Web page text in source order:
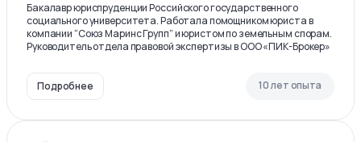
Бакалавр юриспруденции Российского государственного
социального университета. Работала помощником юриста в
компании “Союз Маринс Групп” и юристом по земельным спорам.
Руководитель отдела правовой экспертизы в ООО «ПИК-Брокер»
Подробнее 10 лет опыта